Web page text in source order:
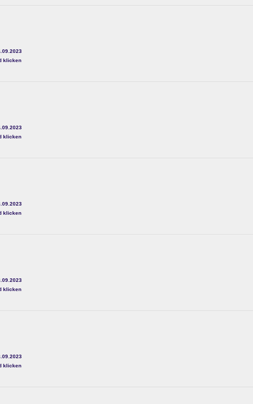
klicken
klicken
klicken
klicken
klicken